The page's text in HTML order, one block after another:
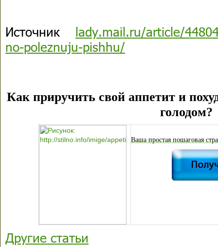
Источник lady.mail.ru/article/
no-poleznuju-pishhu/
Как приручить свой аппетит и
голодом?
Ваша простая пошаговая
Другие статьи